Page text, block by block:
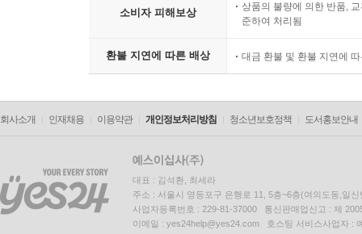
소비자 피해보상
상품의 불량에 의한 반품,
준하여 처리됨
환불 지연에 따른 배상 대금 환불 및 환불 지연에
회사소개 인재채용 이용약관 개인정보처리방침 청소년보호정책 도서홍보안내
대표 : 김석환, 최세라
주소 : 서울시 영등포구 은행로 11, 5층~6층(여의도동,일신
사업자등록번호 : 229-81-37000 통신판매업신고 : 제
이메일 : yes24help@yes24.com 호스팅 서비스사업자 :